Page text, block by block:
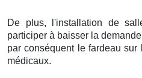
De plus, l'installation de
participer à baisser la
par conséquent le fardeau
médicaux.